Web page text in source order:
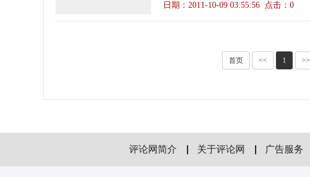
日期：2011-10-09 03:55:56 点击： 0
首页 << 1 >>
评论网简介 关于评论网 广告服务